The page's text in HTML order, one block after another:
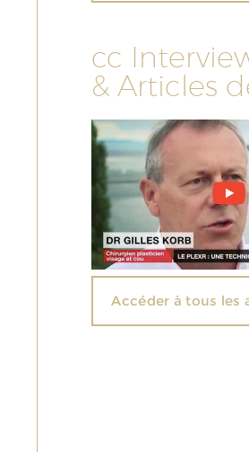
cc
& Articles
Accéder à tous les